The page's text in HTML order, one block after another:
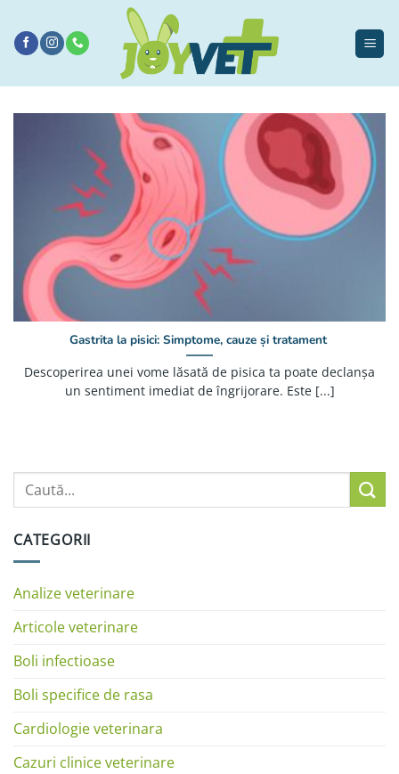
conținut
CATEGORII
Analize veterinare
Articole veterinare
Boli infectioase
Boli specifice de rasa
Cardiologie veterinara
Cazuri clinice veterinare
Gastrita la pisici: Simptome, cauze și tratament
Descoperirea unei vome lăsată de pisica ta poate declanșa
un sentiment imediat de îngrijorare. Este [...]